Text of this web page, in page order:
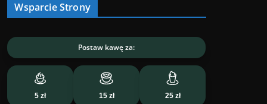
Wsparcie Strony
Postaw kawę za:
5 zł 15 zł 25 zł